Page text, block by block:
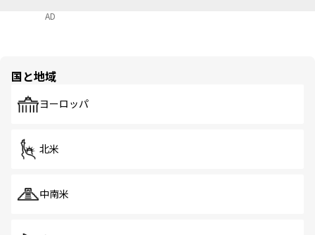
AD
国と地域
ヨーロッパ
北米
中南米